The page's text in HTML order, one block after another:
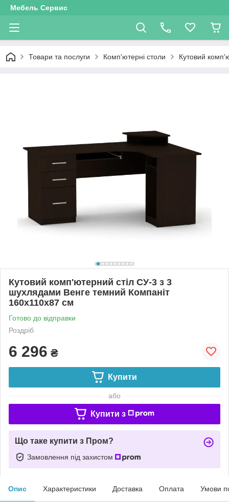
Мебель Сервис
Товари та послуги Комп'ютерні столи Кутовий
Кутовий комп'ютерний стіл СУ-3 з 3
шухлядами Венге темний Компаніт
160х110х87 см
Готово до відправки
Роздріб
6 296 ₴
Купити
або
Купити з
Що таке купити з Пром?
Замовлення під захистом
Опис Характеристики Доставка Оплата Умови